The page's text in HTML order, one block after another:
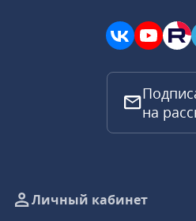
на
Личный кабинет